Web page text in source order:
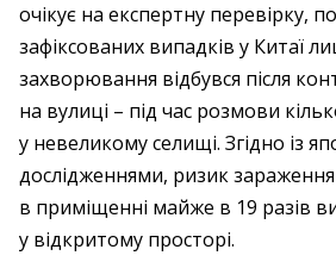
очікує на експертну перевірку,
зафіксованих випадків у Китаї
захворювання відбувся після
на вулиці – ​під час розмови
у невеликому селищі. Згідно із
дослідженнями, ризик зараження
в приміщенні майже в 19 разів
у відкритому просторі.